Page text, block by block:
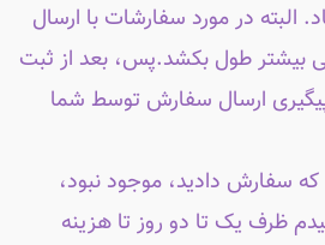
البته در مورد سفارشات با ارسال
بیشتر طول بکشد.پس، بعد از ثبت
ارسال سفارش توسط شما
که سفارش دادید، موجود نبود،
ظرف یک تا دو روز تا هزینه